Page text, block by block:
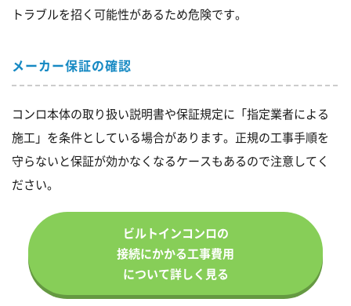
トラブルを招く可能性があるため危険です。
メーカー保証の確認
コンロ本体の取り扱い説明書や保証規定に「指定業者による
施工」を条件としている場合があります。正規の工事手順を
守らないと保証が効かなくなるケースもあるので注意してく
ださい。
ビルトインコンロの
接続にかかる工事費用
について詳しく見る